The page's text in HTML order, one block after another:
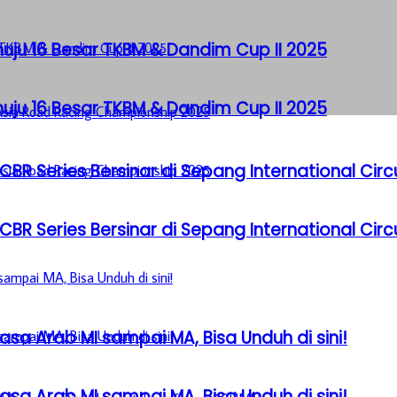
16 Besar TKBM & Dandim Cup II 2025
Series Bersinar di Sepang International
Arab MI sampai MA, Bisa Unduh di sini!
16 Besar TKBM & Dandim Cup II 2025
Series Bersinar di Sepang International